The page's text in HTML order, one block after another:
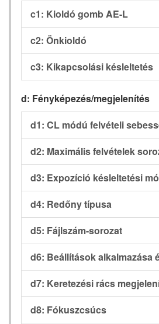
c1: Kioldó gomb AE-L
c2: Önkioldó
c3: Kikapcsolási késleltetés
d: Fényképezés/megjelenítés
d1: CL módú felvételi
d2: Maximális felvételek
d3: Expozíció késleltetési
d4: Redőny típusa
d5: Fájlszám-sorozat
d6: Beállítások alkalmazása
d7: Keretezési rács
d8: Fókuszcsúcs